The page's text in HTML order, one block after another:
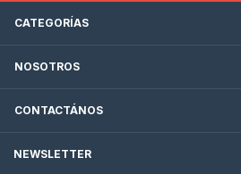
CATEGORÍAS
NOSOTROS
CONTACTÁNOS
NEWSLETTER